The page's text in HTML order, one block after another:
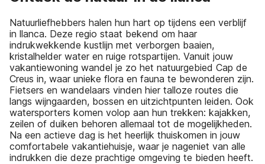
Natuurliefhebbers halen hun hart op tijdens een verblijf
in llanca. Deze regio staat bekend om haar
indrukwekkende kustlijn met verborgen baaien,
kristalhelder water en ruige rotspartijen. Vanuit jouw
vakantiewoning wandel je zo het natuurgebied Cap de
Creus in, waar unieke flora en fauna te bewonderen zijn.
Fietsers en wandelaars vinden hier talloze routes die
langs wijngaarden, bossen en uitzichtpunten leiden. Ook
watersporters komen volop aan hun trekken: kajakken,
zeilen of duiken behoren allemaal tot de mogelijkheden.
Na een actieve dag is het heerlijk thuiskomen in jouw
comfortabele vakantiehuisje, waar je nageniet van alle
indrukken die deze prachtige omgeving te bieden heeft.